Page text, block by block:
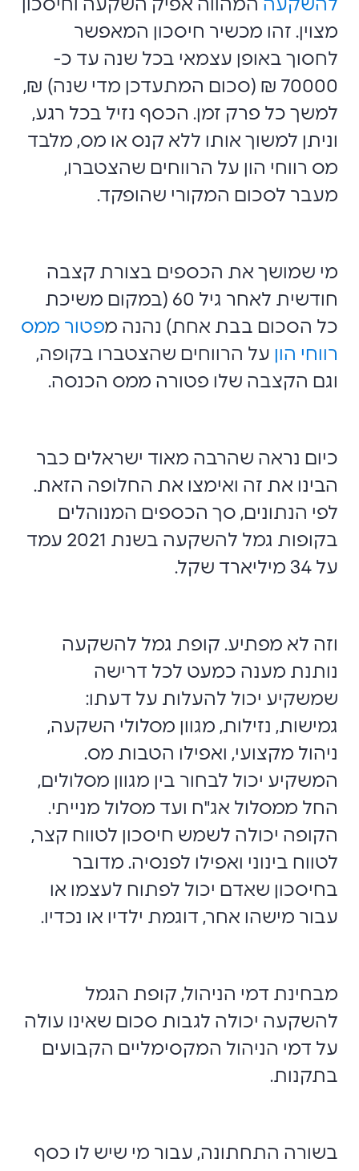
להשקעה המהווה אפיק השקעה וחיסכון
מצוין. זהו מכשיר חיסכון המאפשר
לחסוך באופן עצמאי בכל שנה עד כ-
70000 ₪ (סכום המתעדכן מדי שנה) ₪,
למשך כל פרק זמן. הכסף נזיל בכל רגע,
וניתן למשוך אותו ללא קנס או מס, מלבד
מס רווחי הון על הרווחים שהצטברו,
מעבר לסכום המקורי שהופקד.
מי שמושך את הכספים בצורת קצבה
חודשית לאחר גיל 60 (במקום משיכת
כל הסכום בבת אחת) נהנה מפטור ממס
רווחי הון על הרווחים שהצטברו בקופה,
וגם הקצבה שלו פטורה ממס הכנסה.
כיום נראה שהרבה מאוד ישראלים כבר
הבינו את זה ואימצו את החלופה הזאת.
לפי הנתונים, סך הכספים המנוהלים
בקופות גמל להשקעה בשנת 2021 עמד
על 34 מיליארד שקל.
וזה לא מפתיע. קופת גמל להשקעה
נותנת מענה כמעט לכל דרישה
שמשקיע יכול להעלות על דעתו:
גמישות, נזילות, מגוון מסלולי השקעה,
ניהול מקצועי, ואפילו הטבות מס.
המשקיע יכול לבחור בין מגוון מסלולים,
החל ממסלול אג"ח ועד מסלול מנייתי.
הקופה יכולה לשמש חיסכון לטווח קצר,
לטווח בינוני ואפילו לפנסיה. מדובר
בחיסכון שאדם יכול לפתוח לעצמו או
עבור מישהו אחר, דוגמת ילדיו או נכדיו.
מבחינת דמי הניהול, קופת הגמל
להשקעה יכולה לגבות סכום שאינו עולה
על דמי הניהול המקסימליים הקבועים
בתקנות.
בשורה התחתונה, עבור מי שיש לו כסף